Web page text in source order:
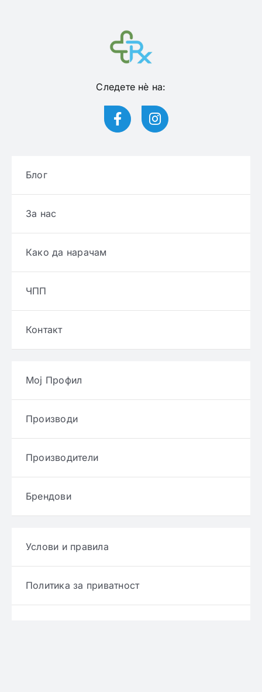
Следете нѐ на:
Блог
За нас
Како да нарачам
ЧПП
Контакт
Мој Профил
Производи
Производители
Брендови
Услови и правила
Политика за приватност